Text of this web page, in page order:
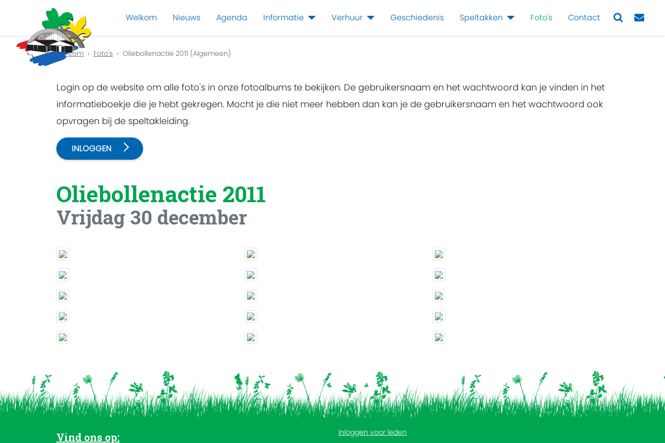
Welkom Nieuws Agenda Informatie Verhuur Geschiedenis Speltakken Foto's Contact
Previous
Welkom Foto's Oliebollenactie 2011 (Algemeen)
Login op de website om alle foto's in onze fotoalbums te bekijken. De gebruikersnaam en het wachtwoord kan je vinden in het
informatieboekje die je hebt gekregen. Mocht je die niet meer hebben dan kan je de gebruikersnaam en het wachtwoord ook
opvragen bij de speltakleiding.
INLOGGEN
Oliebollenactie 2011
Vrijdag 30 december
Vind ons op: Inloggen voor leden